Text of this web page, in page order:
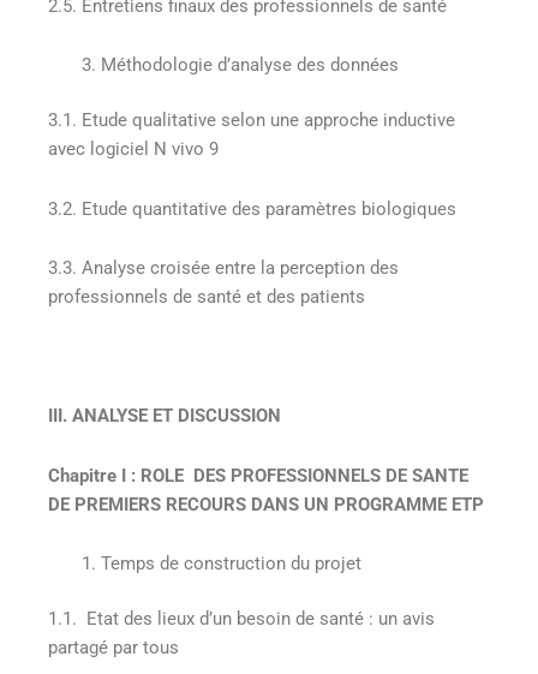
2.5. Entretiens finaux des professionnels de santé
Méthodologie d’analyse des données
3.1. Etude qualitative selon une approche inductive
avec logiciel N vivo 9
3.2. Etude quantitative des paramètres biologiques
3.3. Analyse croisée entre la perception des
professionnels de santé et des patients
III. ANALYSE ET DISCUSSION
Chapitre I : ROLE DES PROFESSIONNELS DE SANTE
DE PREMIERS RECOURS DANS UN PROGRAMME ETP
Temps de construction du projet
1.1. Etat des lieux d’un besoin de santé : un avis
partagé par tous